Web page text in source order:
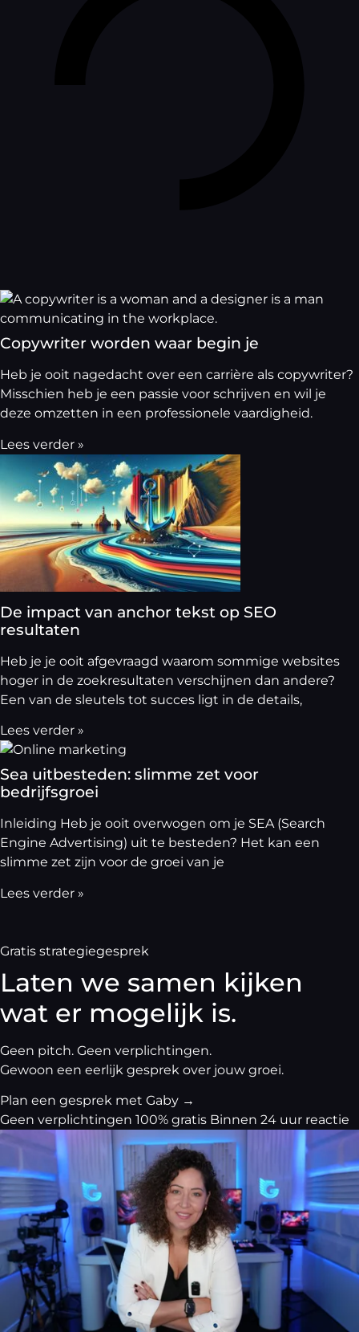
Copywriter worden waar begin je
Heb je ooit nagedacht over een carrière als copywriter?
Misschien heb je een passie voor schrijven en wil je
deze omzetten in een professionele vaardigheid.
Lees verder »
De impact van anchor tekst op SEO
resultaten
Heb je je ooit afgevraagd waarom sommige websites
hoger in de zoekresultaten verschijnen dan andere?
Een van de sleutels tot succes ligt in de details,
Lees verder »
Sea uitbesteden: slimme zet voor
bedrijfsgroei
Inleiding Heb je ooit overwogen om je SEA (Search
Engine Advertising) uit te besteden? Het kan een
slimme zet zijn voor de groei van je
Lees verder »
Gratis strategiegesprek
Laten we samen kijken
wat er mogelijk is.
Geen pitch. Geen verplichtingen.
Gewoon een eerlijk gesprek over jouw groei.
Plan een gesprek met Gaby →
Geen verplichtingen 100% gratis Binnen 24 uur reactie